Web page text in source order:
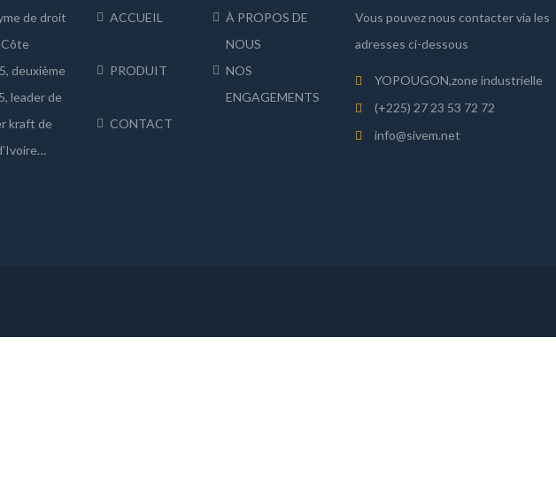
de droit
Côte
deuxième
leader de
kraft de
ACCUEIL
À PROPOS DE
NOUS
PRODUIT
NOS
ENGAGEMENTS
CONTACT
Vous pouvez nous contacter via les
adresses ci-dessous
YOPOUGON,zone industrielle
(+225) 27 23 53 72 72
info@sivem.net